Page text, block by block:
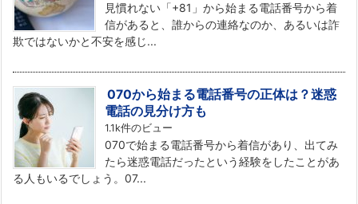
見慣れない「+81」から始まる電話番号から着
信があると、誰からの連絡なのか、あるいは詐
欺ではないかと不安を感じ...
070から始まる電話番号の正体は？迷惑
電話の見分け方も
1.1k件のビュー
070で始まる電話番号から着信があり、出てみ
たら迷惑電話だったという経験をしたことがあ
る人もいるでしょう。07...